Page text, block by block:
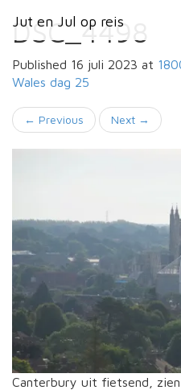
Jut en Jul op reis
Primary
Menu
Jut en Jul op reis
DSC_4498
Published 16 juli 2023 at
Wales dag 25
← Previous Next →
Canterbury uit fietsend,